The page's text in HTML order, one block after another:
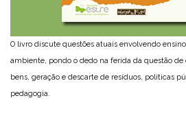
O livro discute questões atuais envolvendo
ambiente, pondo o dedo na ferida da questão de
bens, geração e descarte de resíduos, políticas
pedagogia.